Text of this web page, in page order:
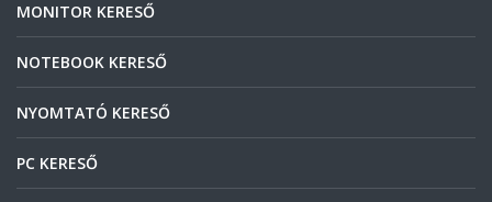
MONITOR KERESŐ
NOTEBOOK KERESŐ
NYOMTATÓ KERESŐ
PC KERESŐ